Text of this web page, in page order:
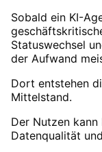
Sobald ein KI-
Statuswechsel
der Aufwand
Dort entstehen
Mittelstand.
Der Nutzen kann
Datenqualität